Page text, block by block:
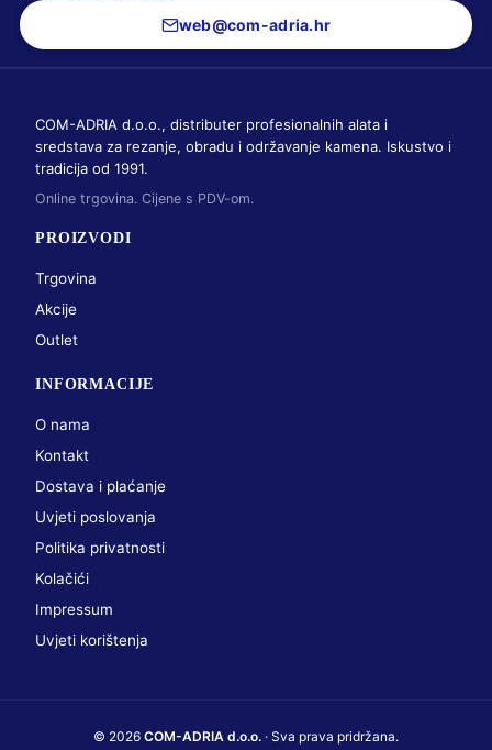
web@com-adria.hr
COM-ADRIA d.o.o., distributer profesionalnih alata i
sredstava za rezanje, obradu i održavanje kamena. Iskustvo i
tradicija od 1991.
Online trgovina. Cijene s PDV-om.
PROIZVODI
Trgovina
Akcije
Outlet
INFORMACIJE
O nama
Kontakt
Dostava i plaćanje
Uvjeti poslovanja
Politika privatnosti
Kolačići
Impressum
Uvjeti korištenja
© 2026 COM-ADRIA d.o.o. · Sva prava pridržana.